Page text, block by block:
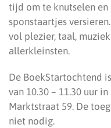
tijd om te knutselen
sponstaartjes
vol plezier, taal,
allerkleinsten.
De BoekStartochtend
van 10.30 – 11.30 uur
Marktstraat 59. De
niet nodig.